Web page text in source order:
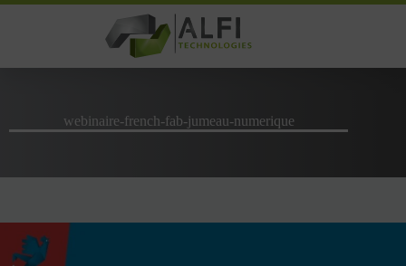
Passer
webinaire-french-fab-jumeau-numerique